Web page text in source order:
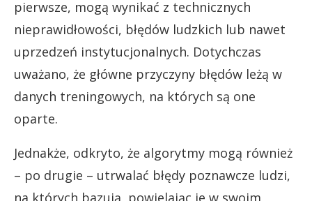
pierwsze, mogą wynikać z technicznych
nieprawidłowości, błędów ludzkich lub nawet
uprzedzeń instytucjonalnych. Dotychczas
uważano, że główne przyczyny błędów leżą w
danych treningowych, na których są one
oparte.
Jednakże, odkryto, że algorytmy mogą również
– po drugie – utrwalać błędy poznawcze ludzi,
na których bazują, powielając je w swoim